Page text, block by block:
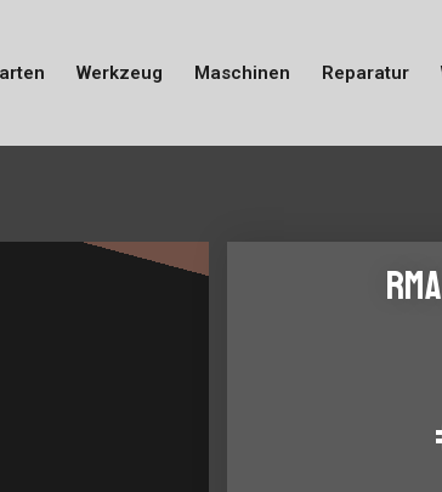
Werkzeug Maschinen Reparatur